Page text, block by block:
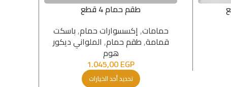
طقم حمام 4 قطع
حمامات,إكسسوارات حمام,باسكت
قمامة,طقم حمام, الملواني ديكور
هوم
1.045,00EGP
تحديد أحد الخيارات